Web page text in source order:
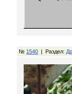
№ 1540 | Раздел: